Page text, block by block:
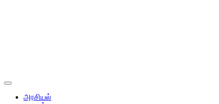
அரசியல்